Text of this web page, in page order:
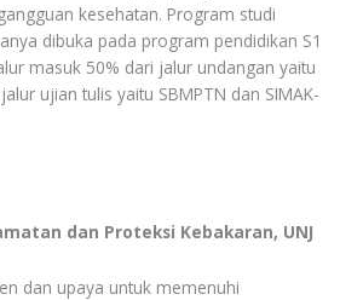
kesehatan. Program studi
dibuka pada program pendidikan S1
masuk 50% dari jalur undangan yaitu
ujian tulis yaitu SBMPTN dan SIMAK-
dan Proteksi Kebakaran, UNJ
dan upaya untuk memenuhi